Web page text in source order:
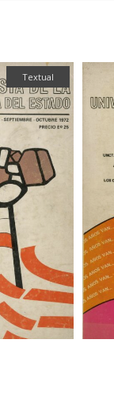
Textual